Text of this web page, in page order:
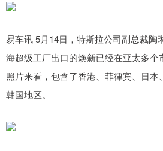
易车讯 5月14日，特斯拉公司副总裁陶
海超级工厂出口的焕新已经在亚太多个
照片来看，包含了香港、菲律宾、日本
韩国地区。